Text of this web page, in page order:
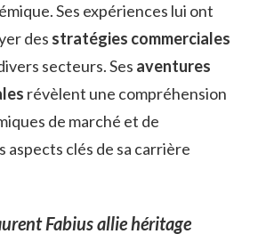
Ses expériences lui ont
des stratégies commerciales
secteurs. Ses aventures
révèlent une compréhension
de marché et de
aspects clés de sa carrière
Fabius allie héritage